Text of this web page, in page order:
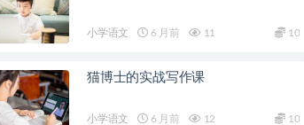
小学语文 6 月前 11 10
猫博士的实战写作课
小学语文 6 月前 12 10